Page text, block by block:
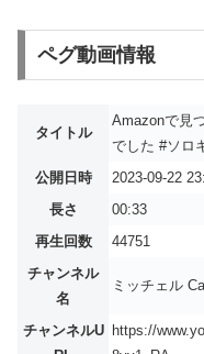
ペグ動画情報
タイトル
Amazonで見
でした #ソロ
公開日時
2023-09-22
長さ
00:33
再生回数
44751
チャンネル
名
ミッチェル
チャンネルU
https://